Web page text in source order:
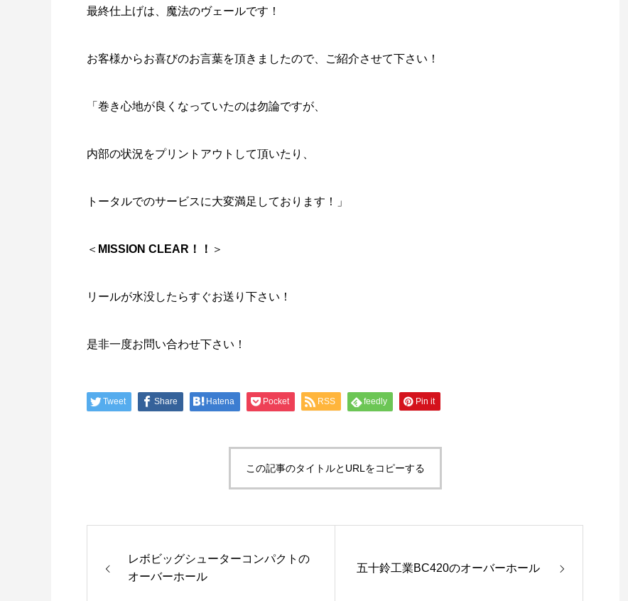
最終仕上げは、 魔法のヴェールです！
お客様からお喜びのお言葉を頂きましたので、ご紹介させて下さい！
「巻き心地が良くなっていたのは勿論ですが、
内部の状況をプリントアウトして頂いたり、
トータルでのサービスに大変満足しております！」
＜ MISSION CLEAR！！ ＞
リールが水没したらすぐお送り下さい！
是非一度お問い合わせ下さい！
Tweet Share Hatena Pocket RSS feedly Pin it
この記事のタイトルとURLをコピーする
レボビッグシューターコンパクトの
オーバーホール
五十鈴工業BC420のオーバーホール